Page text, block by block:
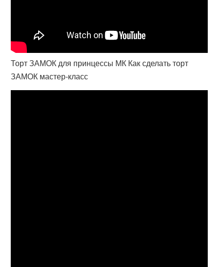
Торт ЗАМОК для принцессы МК Как сделать торт
ЗАМОК мастер-класс